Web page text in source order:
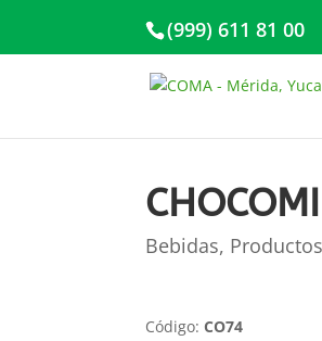
(999) 611 81 00
Bebidas, Productos
Código:CO74